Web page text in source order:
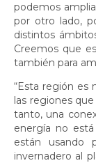
podemos
por otro lado,
distintos
Creemos que
también para
“Esta región es
las regiones
tanto, una
energía no
están usando
invernadero al